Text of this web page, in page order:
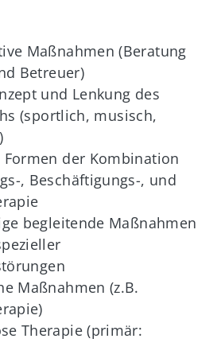
Maßnahmen (Beratung
Betreuer)
und Lenkung des
(sportlich, musisch,
Formen der Kombination
, Beschäftigungs-, und
begleitende Maßnahmen
Maßnahmen (z.B.
Therapie (primär: